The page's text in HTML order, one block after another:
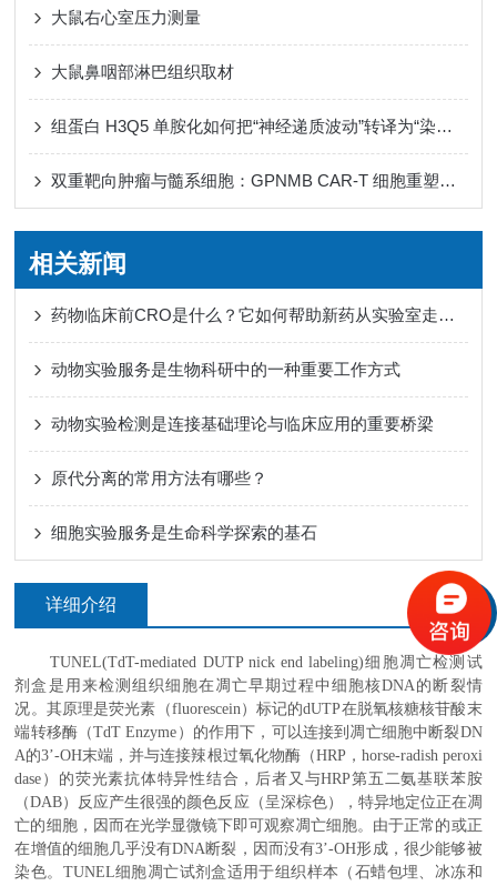
大鼠右心室压力测量
大鼠鼻咽部淋巴组织取材
组蛋白 H3Q5 单胺化如何把“神经递质波动”转译为“染色质节律”
双重靶向肿瘤与髓系细胞：GPNMB CAR-T 细胞重塑免疫微环境
相关新闻
药物临床前CRO是什么？它如何帮助新药从实验室走向人体试验？
动物实验服务是生物科研中的一种重要工作方式
动物实验检测是连接基础理论与临床应用的重要桥梁
原代分离的常用方法有哪些？
细胞实验服务是生命科学探索的基石
详细介绍
TUNEL(TdT-mediated DUTP nick end labeling)细胞凋亡检测试
剂盒是用来检测组织细胞在凋亡早期过程中细胞核DNA的断裂情
况。其原理是荧光素（fluorescein）标记的dUTP在脱氧核糖核苷酸末
端转移酶（TdT Enzyme ）的作用下，可以连接到凋亡细胞中断裂DN
A的3’-OH末端，并与连接辣根过氧化物酶（HRP， horse-radish peroxi
dase ）的荧光素抗体特异性结合，后者又与HRP第五二氨基联苯胺
（DAB）反应产生很强的颜色反应（呈深棕色），特异地定位正在凋
亡的细胞，因而在光学显微镜下即可观察凋亡细胞。由于正常的或正
在增值的细胞几乎没有DNA断裂，因而没有3’-OH形成，很少能够被
染色。 TUNEL细胞凋亡试剂盒适用于组织样本（石蜡包埋、冰冻和